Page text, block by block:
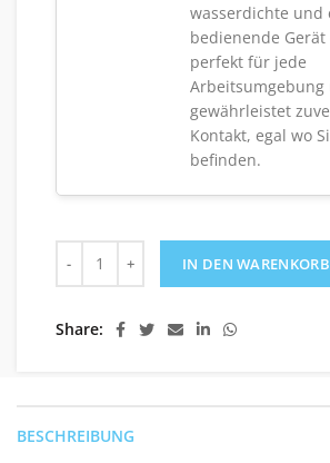
wasserdichte und
bedienende
perfekt für jede
Arbeitsumgebung
gewährleistet
Kontakt, egal wo
befinden.
IN DEN WARENKORB
Share
BESCHREIBUNG